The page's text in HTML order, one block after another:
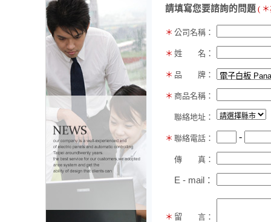
請填寫您要諮詢的問題 ( ＊
＊ 公司名稱：
＊ 姓 名：
＊ 品 牌：
＊ 商品名稱：
聯絡地址：
＊ 聯絡電話： -
傳 真：
E - mail：
＊ 留 言：